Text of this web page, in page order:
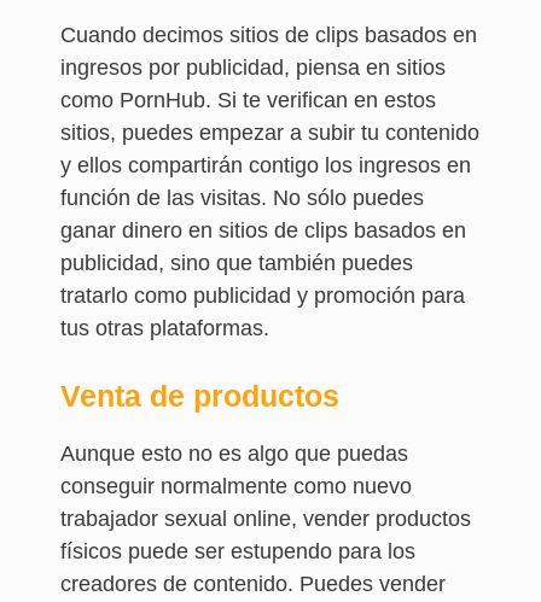
Cuando decimos sitios de clips basados en
ingresos por publicidad, piensa en sitios
como PornHub. Si te verifican en estos
sitios, puedes empezar a subir tu contenido
y ellos compartirán contigo los ingresos en
función de las visitas. No sólo puedes
ganar dinero en sitios de clips basados en
publicidad, sino que también puedes
tratarlo como publicidad y promoción para
tus otras plataformas.
Venta de productos
Aunque esto no es algo que puedas
conseguir normalmente como nuevo
trabajador sexual online, vender productos
físicos puede ser estupendo para los
creadores de contenido. Puedes vender